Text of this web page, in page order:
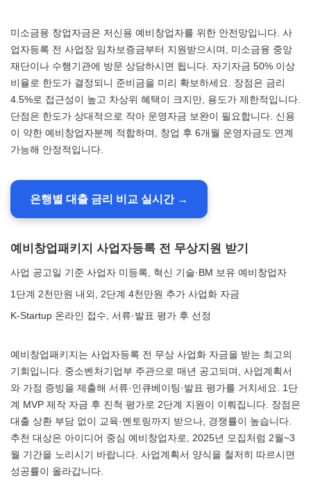
미소금융 창업자금은 저신용 예비창업자를 위한 안전망입니다. 사
업자등록 전 사업장 임차보증금부터 지원받으시며, 미소금융 중앙
재단이나 수행기관에 방문 상담하시면 됩니다. 자기자금 50% 이상
비율로 한도가 결정되니 준비금을 미리 확보하세요. 장점은 금리
4.5%로 접근성이 높고 차상위 혜택이 크지만, 용도가 제한적입니다.
단점은 한도가 상대적으로 작아 운영자금 보완이 필요합니다. 신용
이 약한 예비창업자분께 적합하며, 창업 후 6개월 운영자금도 연계
가능해 안정적입니다.
은행별 대출 금리 비교 실시간 →
예비창업패키지 사업자등록 전 무상지원 받기
사업 공고일 기준 사업자 미등록, 혁신 기술·BM 보유 예비창업자
1단계 2천만원 내외, 2단계 4천만원 추가 사업화 자금
K-Startup 온라인 접수, 서류·발표 평가 후 선정
예비창업패키지는 사업자등록 전 무상 사업화 자금을 받는 최고의
기회입니다. 중소벤처기업부 주관으로 매년 공고되며, 사업계획서
와 가점 증빙을 제출해 서류·인큐베이팅·발표 평가를 거치세요. 1단
계 MVP 제작 자금 후 진척 평가로 2단계 지원이 이뤄집니다. 장점은
대출 상환 부담 없이 교육·멘토링까지 받으나, 경쟁률이 높습니다.
추천 대상은 아이디어 중심 예비창업자로, 2025년 모집처럼 2월~3
월 기간을 노리시기 바랍니다. 사업계획서 양식을 철저히 따르시면
성공률이 올라갑니다.